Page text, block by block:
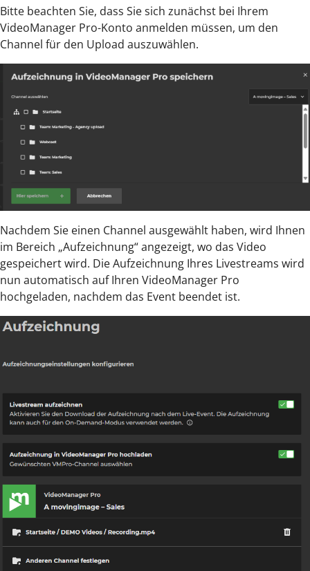
Bitte beachten Sie, dass Sie sich zunächst bei Ihrem
VideoManager Pro-Konto anmelden müssen, um den
Channel für den Upload auszuwählen.
Nachdem Sie einen Channel ausgewählt haben, wird Ihnen
im Bereich „Aufzeichnung“ angezeigt, wo das Video
gespeichert wird. Die Aufzeichnung Ihres Livestreams wird
nun automatisch auf Ihren VideoManager Pro
hochgeladen, nachdem das Event beendet ist.